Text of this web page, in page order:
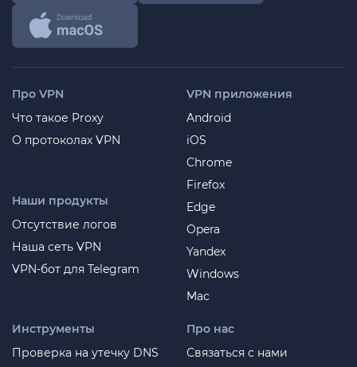
Про VPN
Что такое Proxy
О протоколах VPN
Наши продукты
Отсутствие логов
Наша сеть VPN
VPN-бот для Telegram
VPN приложения
Android
iOS
Chrome
Firefox
Edge
Opera
Yandex
Windows
Mac
Про нас
Связаться с нами
Инструменты
Проверка на утечку DNS